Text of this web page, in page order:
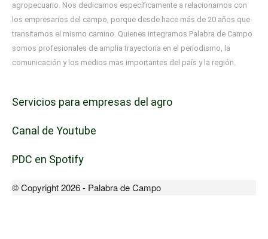
agropecuario. Nos dedicamos específicamente a relacionarnos con
los empresarios del campo, porque desde hace más de 20 años que
transitamos el mismo camino. Quienes integramos Palabra de Campo
somos profesionales de amplia trayectoria en el periodismo, la
comunicación y los medios mas importantes del país y la región.
Servicios para empresas del agro
Canal de Youtube
PDC en Spotify
© Copyright 2026 - Palabra de Campo